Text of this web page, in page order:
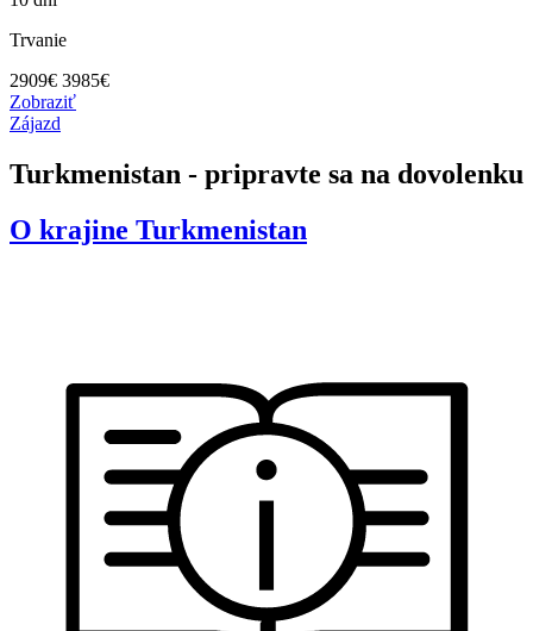
Trvanie
2909€ 3985€
Zobraziť
Zájazd
Turkmenistan - pripravte sa na dovolenku
O krajine Turkmenistan